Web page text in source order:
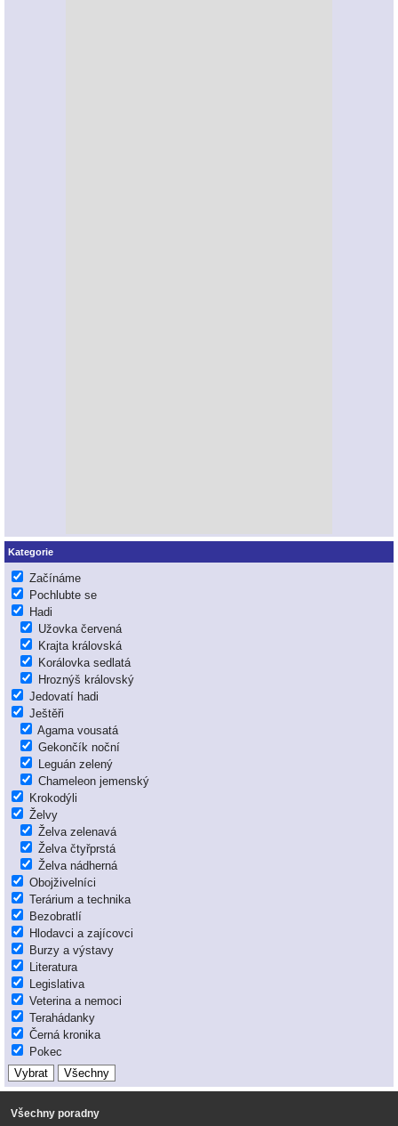
Kategorie
Začínáme
Pochlubte se
Hadi
Užovka červená
Krajta královská
Korálovka sedlatá
Hroznýš královský
Jedovatí hadi
Ještěři
Agama vousatá
Gekončík noční
Leguán zelený
Chameleon jemenský
Krokodýli
Želvy
Želva zelenavá
Želva čtyřprstá
Želva nádherná
Obojživelníci
Terárium a technika
Bezobratlí
Hlodavci a zajícovci
Burzy a výstavy
Literatura
Legislativa
Veterina a nemoci
Terahádanky
Černá kronika
Pokec
Všechny poradny